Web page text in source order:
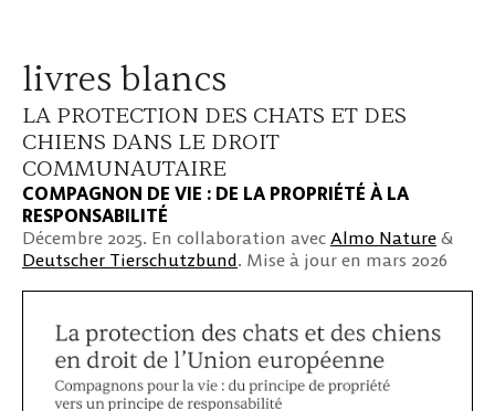
livres blancs
LA PROTECTION DES CHATS ET DES
CHIENS DANS LE DROIT
COMMUNAUTAIRE
COMPAGNON DE VIE : DE LA PROPRIÉTÉ À LA
RESPONSABILITÉ
Décembre 2025. En collaboration avec Almo Nature &
Deutscher Tierschutzbund. Mise à jour en mars 2026